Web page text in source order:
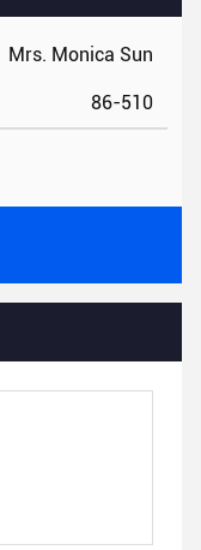
Mrs. Monica Sun
86-510